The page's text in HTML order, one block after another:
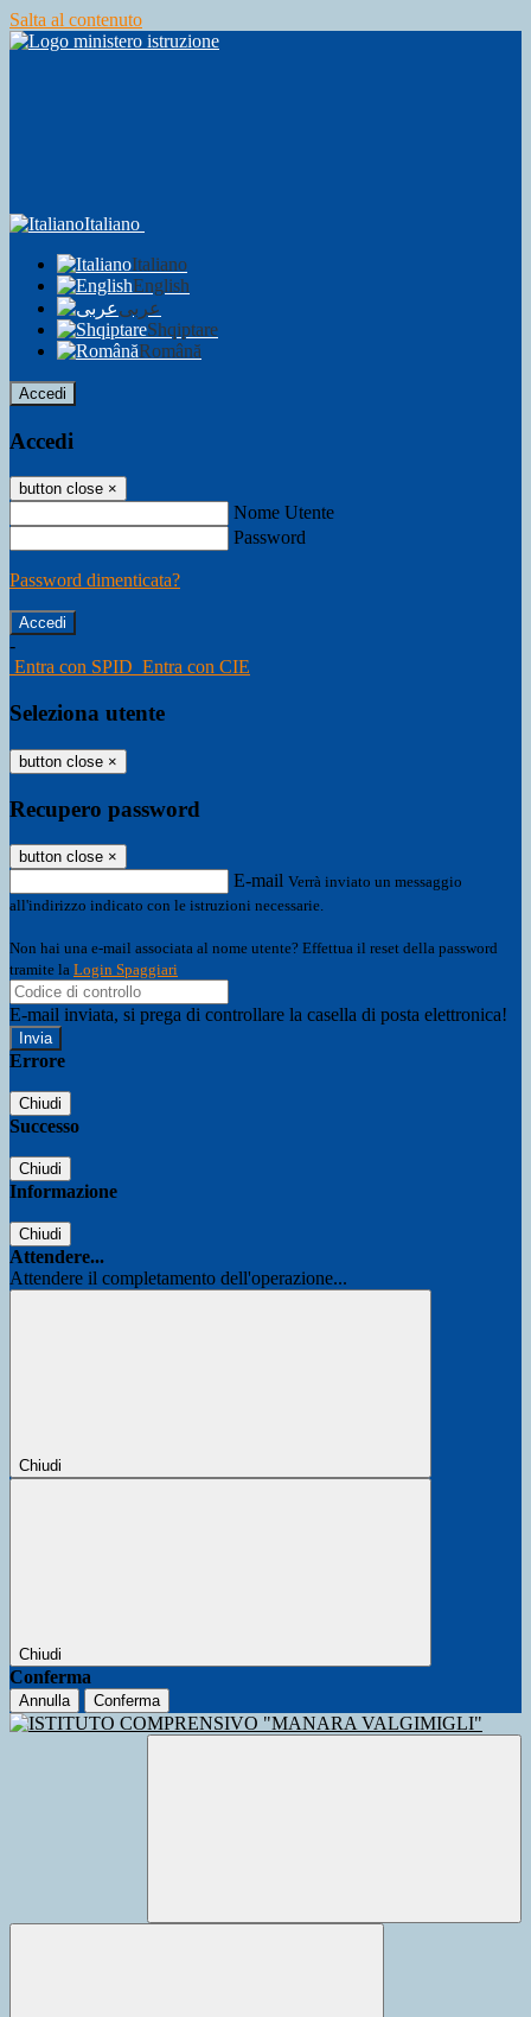
Salta al contenuto
Italiano
Italiano
English
عربى
Shqiptare
Română
Accedi
Accedi
button close ×
Nome Utente
Password
Password dimenticata?
-
Entra con SPID Entra con CIE
Seleziona utente
button close ×
Recupero password
button close ×
E-mail Verrà inviato un messaggio
all'indirizzo indicato con le istruzioni necessarie.
Non hai una e-mail associata al nome utente? Effettua il reset della password
tramite la Login Spaggiari
E-mail inviata, si prega di controllare la casella di posta elettronica!
Errore
Chiudi
Successo
Chiudi
Informazione
Chiudi
Attendere...
Attendere il completamento dell'operazione...
Chiudi
Chiudi
Conferma
Annulla Conferma